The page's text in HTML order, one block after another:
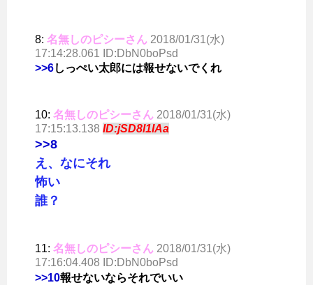
8: 名無しのピシーさん 2018/01/31(水)
17:14:28.061 ID:DbN0boPsd
>>6しっぺい太郎には報せないでくれ
10: 名無しのピシーさん 2018/01/31(水)
17:15:13.138 ID:jSD8l1IAa
>>8
え、なにそれ
怖い
誰？
11: 名無しのピシーさん 2018/01/31(水)
17:16:04.408 ID:DbN0boPsd
>>10報せないならそれでいい